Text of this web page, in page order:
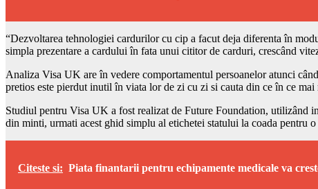
“Dezvoltarea tehnologiei cardurilor cu cip a facut deja diferenta în
simpla prezentare a cardului în fata unui cititor de carduri, crescând
Analiza Visa UK are în vedere comportamentul persoanelor atunci
pretios este pierdut inutil în viata lor de zi cu zi si cauta din ce în ce
Studiul pentru Visa UK a fost realizat de Future Foundation, utilizând
din minti, urmati acest ghid simplu al etichetei statului la coada pentru
Citeste si: Piata finantarii pentru echipamente medicale va